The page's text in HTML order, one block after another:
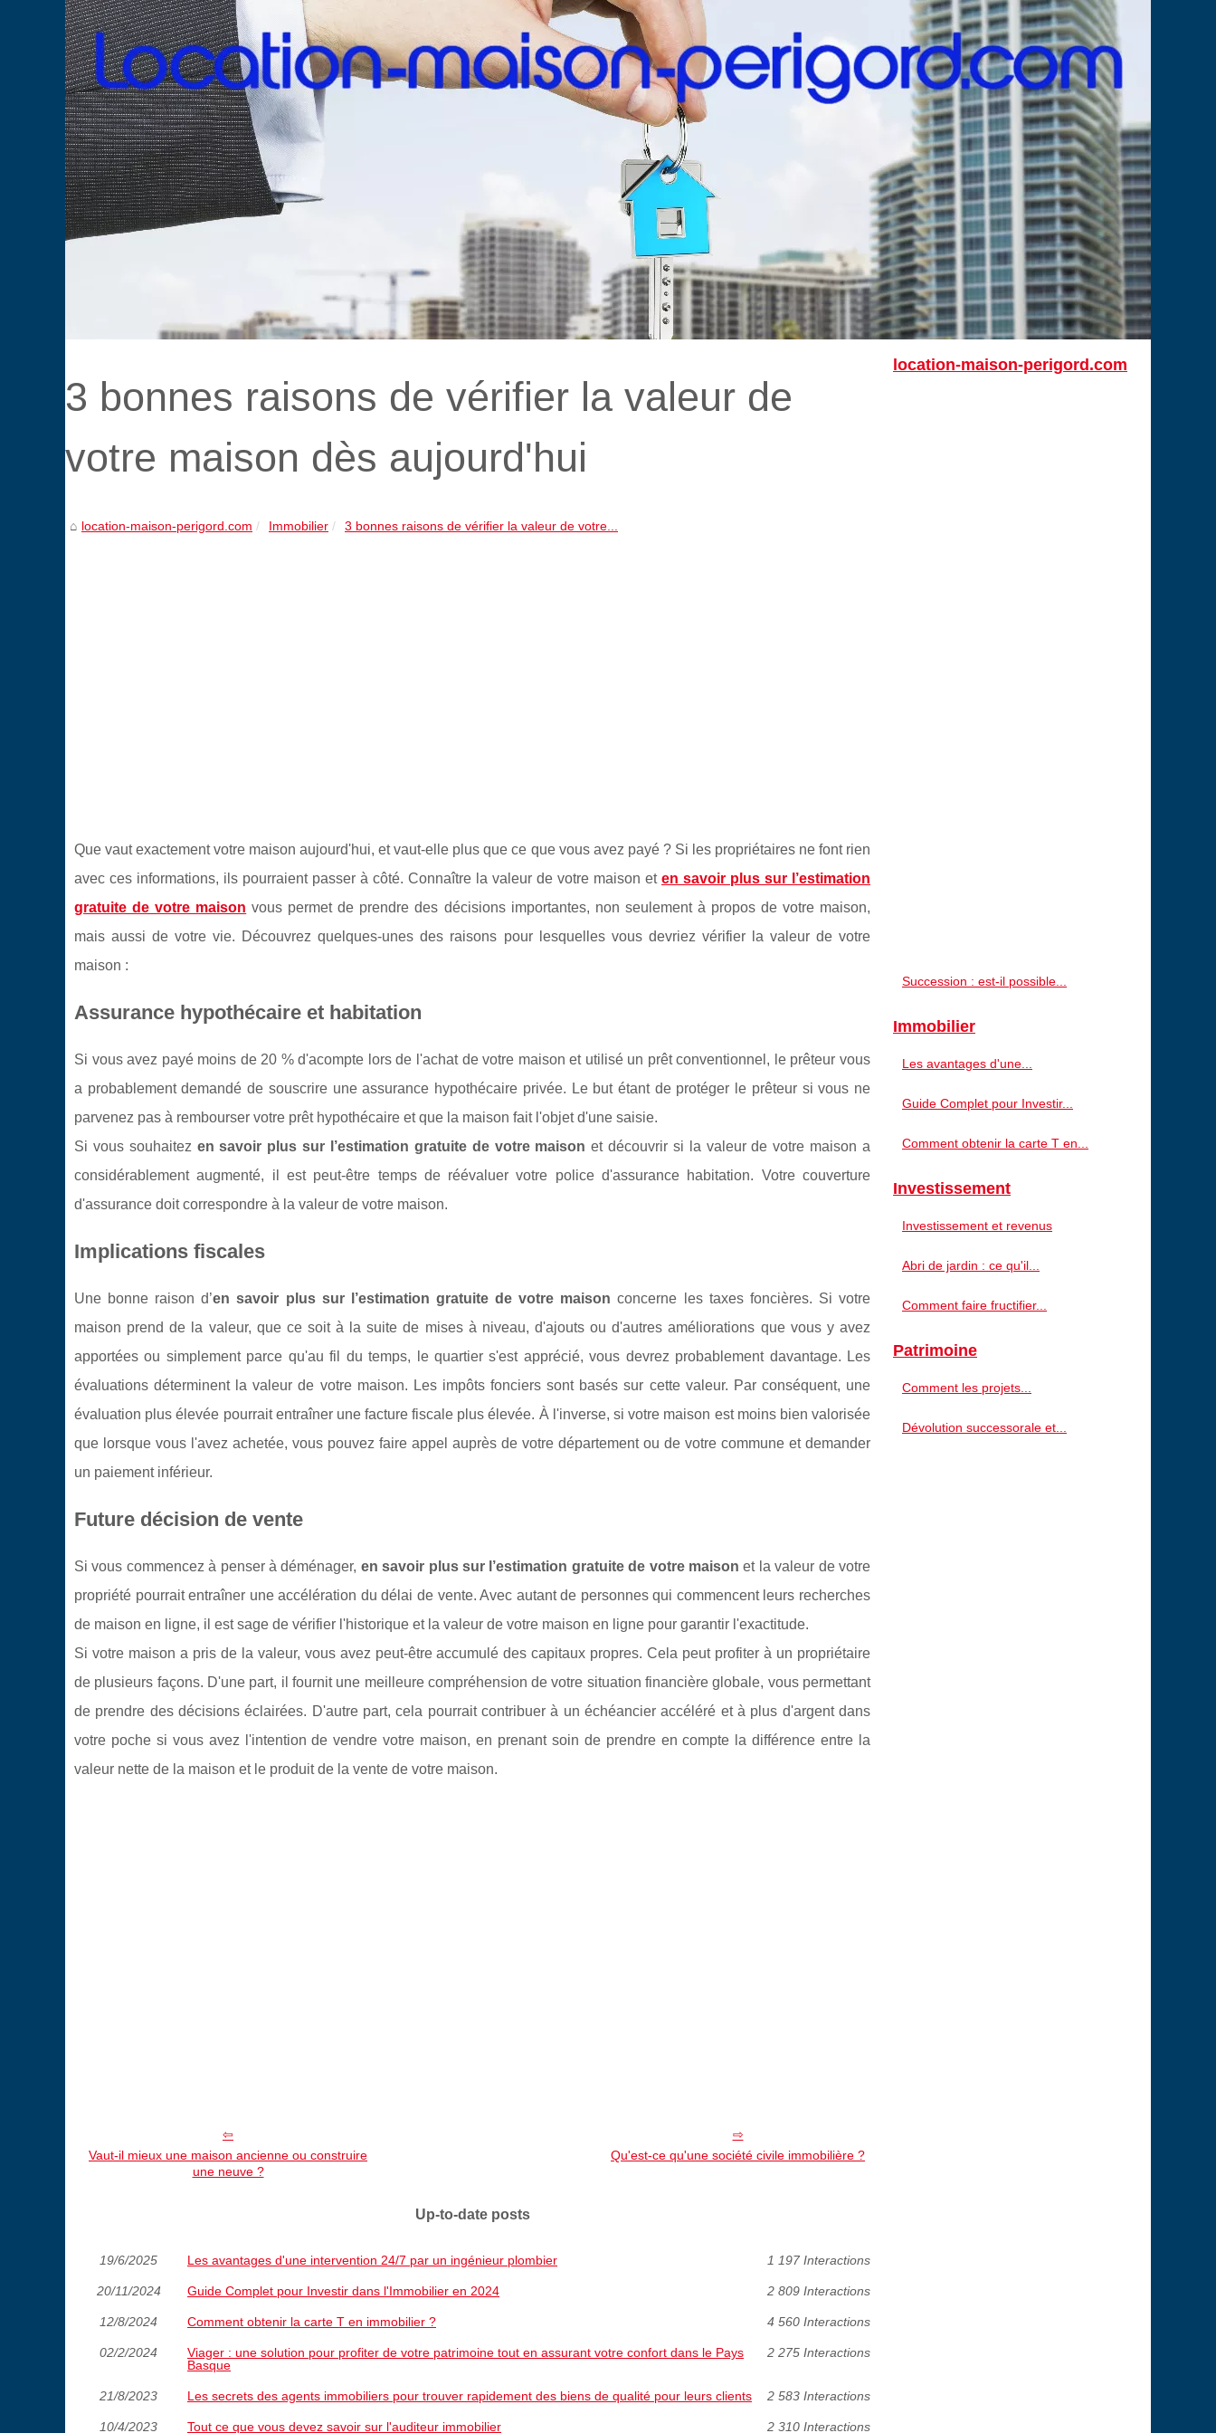
3 bonnes raisons de vérifier la valeur de
votre maison dès aujourd'hui
location-maison-perigord.com Immobilier 3 bonnes raisons de vérifier la valeur de votre...
Que vaut exactement votre maison aujourd'hui, et vaut-elle plus que ce que vous avez payé ? Si les propriétaires ne font rien
avec ces informations, ils pourraient passer à côté. Connaître la valeur de votre maison et en savoir plus sur l’estimation
gratuite de votre maison vous permet de prendre des décisions importantes, non seulement à propos de votre maison,
mais aussi de votre vie. Découvrez quelques-unes des raisons pour lesquelles vous devriez vérifier la valeur de votre
maison :
Assurance hypothécaire et habitation
Si vous avez payé moins de 20 % d'acompte lors de l'achat de votre maison et utilisé un prêt conventionnel, le prêteur vous
a probablement demandé de souscrire une assurance hypothécaire privée. Le but étant de protéger le prêteur si vous ne
parvenez pas à rembourser votre prêt hypothécaire et que la maison fait l'objet d'une saisie.
Si vous souhaitez en savoir plus sur l’estimation gratuite de votre maison et découvrir si la valeur de votre maison a
considérablement augmenté, il est peut-être temps de réévaluer votre police d'assurance habitation. Votre couverture
d'assurance doit correspondre à la valeur de votre maison.
Implications fiscales
Une bonne raison d’en savoir plus sur l’estimation gratuite de votre maison concerne les taxes foncières. Si votre
maison prend de la valeur, que ce soit à la suite de mises à niveau, d'ajouts ou d'autres améliorations que vous y avez
apportées ou simplement parce qu'au fil du temps, le quartier s'est apprécié, vous devrez probablement davantage. Les
évaluations déterminent la valeur de votre maison. Les impôts fonciers sont basés sur cette valeur. Par conséquent, une
évaluation plus élevée pourrait entraîner une facture fiscale plus élevée. À l'inverse, si votre maison est moins bien valorisée
que lorsque vous l'avez achetée, vous pouvez faire appel auprès de votre département ou de votre commune et demander
un paiement inférieur.
Future décision de vente
Si vous commencez à penser à déménager, en savoir plus sur l’estimation gratuite de votre maison et la valeur de votre
propriété pourrait entraîner une accélération du délai de vente. Avec autant de personnes qui commencent leurs recherches
de maison en ligne, il est sage de vérifier l'historique et la valeur de votre maison en ligne pour garantir l'exactitude.
Si votre maison a pris de la valeur, vous avez peut-être accumulé des capitaux propres. Cela peut profiter à un propriétaire
de plusieurs façons. D'une part, il fournit une meilleure compréhension de votre situation financière globale, vous permettant
de prendre des décisions éclairées. D'autre part, cela pourrait contribuer à un échéancier accéléré et à plus d'argent dans
votre poche si vous avez l'intention de vendre votre maison, en prenant soin de prendre en compte la différence entre la
valeur nette de la maison et le produit de la vente de votre maison.
Vaut-il mieux une maison ancienne ou construire
une neuve ?
Qu'est-ce qu'une société civile immobilière ?
Up-to-date posts
19/6/2025 Les avantages d'une intervention 24/7 par un ingénieur plombier 1 197 Interactions
20/11/2024 Guide Complet pour Investir dans l'Immobilier en 2024 2 809 Interactions
12/8/2024 Comment obtenir la carte T en immobilier ? 4 560 Interactions
02/2/2024
Viager : une solution pour profiter de votre patrimoine tout en assurant votre confort dans le Pays
Basque
2 275 Interactions
21/8/2023 Les secrets des agents immobiliers pour trouver rapidement des biens de qualité pour leurs clients 2 583 Interactions
10/4/2023 Tout ce que vous devez savoir sur l'auditeur immobilier 2 310 Interactions
location-maison-perigord.com
Succession : est-il possible...
Immobilier
Les avantages d'une...
Guide Complet pour Investir...
Comment obtenir la carte T en...
Investissement
Investissement et revenus
Abri de jardin : ce qu'il...
Comment faire fructifier...
Patrimoine
Comment les projets...
Dévolution successorale et...